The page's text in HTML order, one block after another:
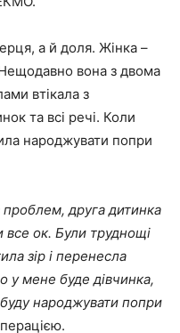
а й доля. Жінка –
вона з двома
втікала з
та всі речі. Коли
народжувати попри
друга дитинка
все ок. Були труднощі
зір і перенесла
у мене буде дівчинка,
народжувати попри